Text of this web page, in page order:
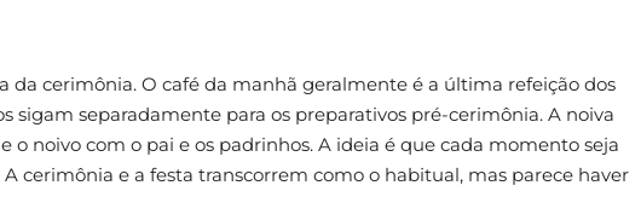
da cerimônia. O café da manhã geralmente é a última refeição dos
sigam separadamente para os preparativos pré-cerimônia. A noiva
o noivo com o pai e os padrinhos. A ideia é que cada momento seja
cerimônia e a festa transcorrem como o habitual, mas parece haver